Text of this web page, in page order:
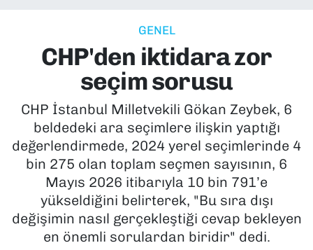
GENEL
CHP'den iktidara zor
seçim sorusu
CHP İstanbul Milletvekili Gökan Zeybek, 6
beldedeki ara seçimlere ilişkin yaptığı
değerlendirmede, 2024 yerel seçimlerinde 4
bin 275 olan toplam seçmen sayısının, 6
Mayıs 2026 itibarıyla 10 bin 791’e
yükseldiğini belirterek, "Bu sıra dışı
değişimin nasıl gerçekleştiği cevap bekleyen
en önemli sorulardan biridir" dedi.
EKONOMİ
KÜLTÜR SANAT
MAGAZİN
POLİTİKA
SAĞLIK
Süper Lig Puan Durumu ve Fikstür
Tüm Manşetler
Son Dakika Haberleri
Haber Arşivi